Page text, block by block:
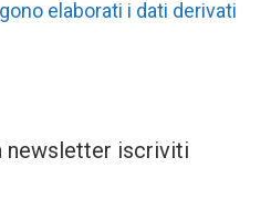
elaborati i dati derivati
newsletter iscriviti